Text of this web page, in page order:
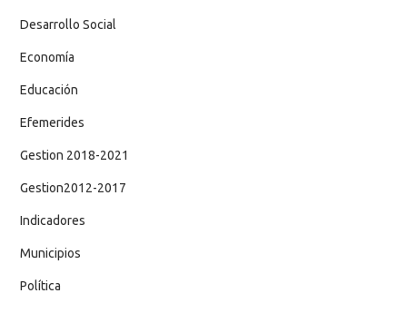
Desarrollo Social
Economía
Educación
Efemerides
Gestion 2018-2021
Gestion2012-2017
Indicadores
Municipios
Política